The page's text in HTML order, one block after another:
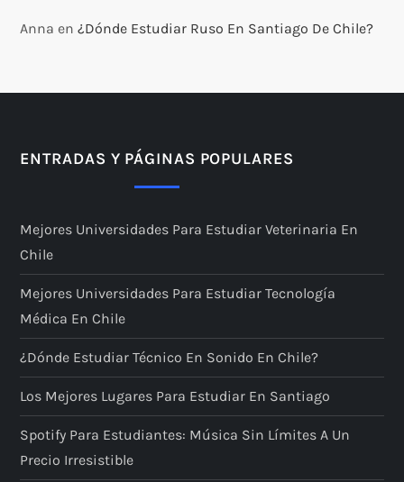
Anna en¿Dónde Estudiar Ruso En Santiago De Chile?
ENTRADAS Y PÁGINAS POPULARES
Mejores Universidades Para Estudiar Veterinaria En
Chile
Mejores Universidades Para Estudiar Tecnología
Médica En Chile
¿Dónde Estudiar Técnico En Sonido En Chile?
Los Mejores Lugares Para Estudiar En Santiago
Spotify Para Estudiantes: Música Sin Límites A Un
Precio Irresistible